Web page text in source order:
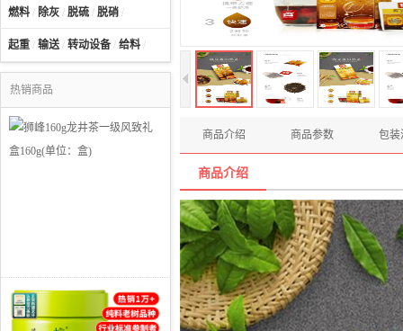
燃料 / 除灰 / 脱硫 / 脱硝 /
起重 / 输送/ 转动设备 / 给料 /
热销商品
商品介绍 商品参数 包装
商品介绍